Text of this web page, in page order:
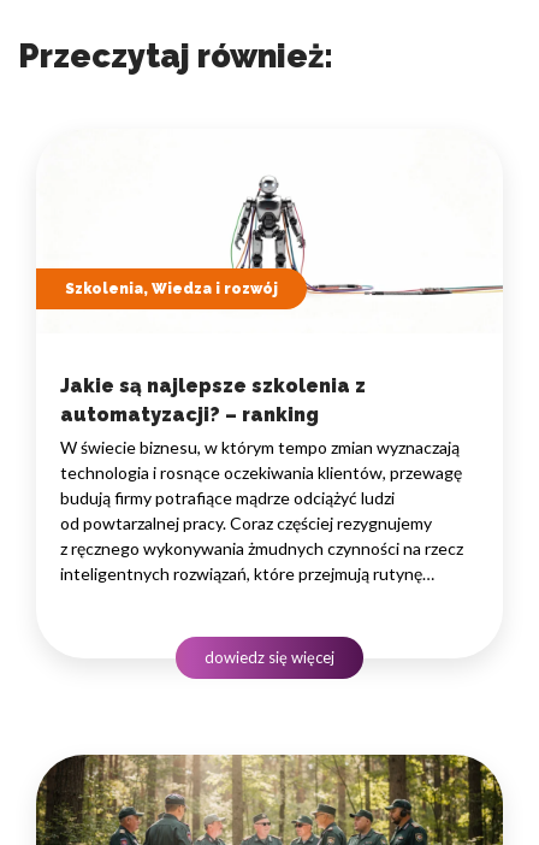
Przeczytaj również:
Szkolenia, Wiedza i rozwój
Jakie są najlepsze szkolenia z
automatyzacji? – ranking
W świecie biznesu, w którym tempo zmian wyznaczają
technologia i rosnące oczekiwania klientów, przewagę
budują firmy potrafiące mądrze odciążyć ludzi
od powtarzalnej pracy. Coraz częściej rezygnujemy
z ręcznego wykonywania żmudnych czynności na rzecz
inteligentnych rozwiązań, które przejmują rutynę
rozwojowego to decyzja strategiczna — wpływa
na wydajność zespołów,…
dowiedz się więcej